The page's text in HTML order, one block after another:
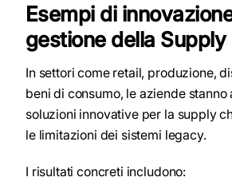
Esempi di
gestione della Supply
In settori come retail, produzione,
beni di consumo, le aziende stanno
soluzioni innovative per la supply
le limitazioni dei sistemi legacy.
I risultati concreti includono: